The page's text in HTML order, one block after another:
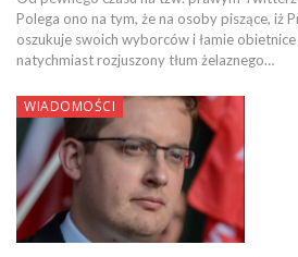
Polega ono na tym, że na osoby piszące, iż
oszukuje swoich wyborców i łamie
natychmiast rozjuszony tłum żelaznego…
WIADOMOŚCI